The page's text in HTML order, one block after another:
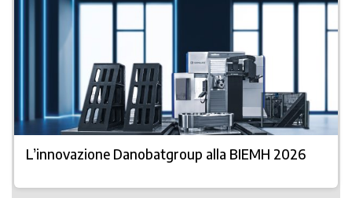
L’innovazione Danobatgroup alla BIEMH 2026